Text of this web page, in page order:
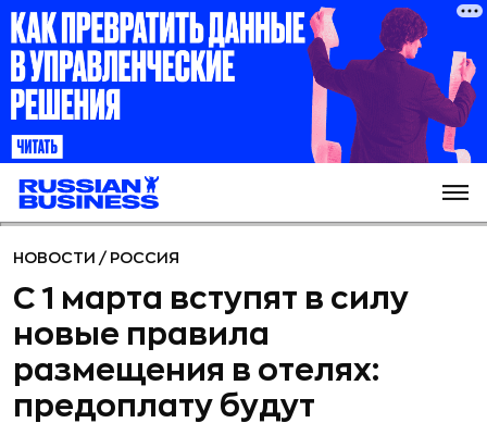
НОВОСТИ / РОССИЯ
С 1 марта вступят в силу
новые правила
размещения в отелях:
предоплату будут